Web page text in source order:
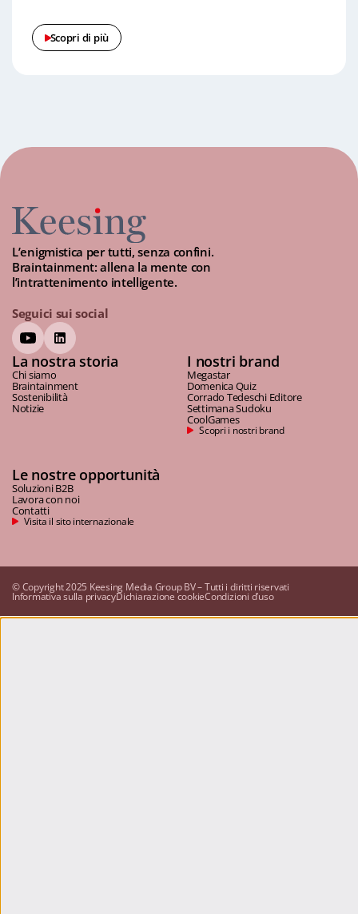
Scopri di più
L’enigmistica per tutti, senza confini.
Braintainment: allena la mente con
l’intrattenimento intelligente.
Seguici sui social
La nostra storia
Chi siamo
Braintainment
Sostenibilità
Notizie
I nostri brand
Megastar
Domenica Quiz
Corrado Tedeschi Editore
Settimana Sudoku
CoolGames
Scopri i nostri brand
Le nostre opportunità
Soluzioni B2B
Lavora con noi
Contatti
Visita il sito internazionale
© Copyright 2025 Keesing Media Group BV – Tutti i diritti riservati
Informativa sulla privacyDichiarazione cookieCondizioni d’uso